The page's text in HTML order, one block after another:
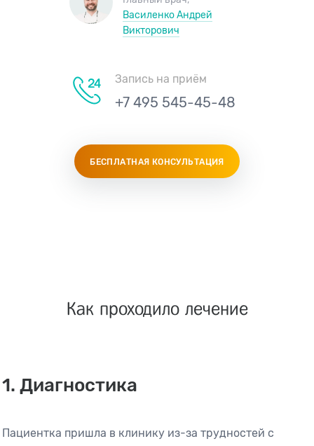
Василенко Андрей
Викторович
Запись на приём
+7 495 545-45-48
БЕСПЛАТНАЯ КОНСУЛЬТАЦИЯ
Как проходило лечение
1. Диагностика
Пациентка пришла в клинику из-за трудностей с